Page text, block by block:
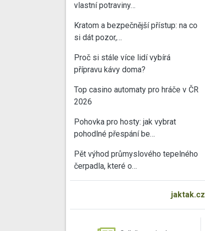
vlastní potraviny…
Kratom a bezpečnější přístup: na co
si dát pozor,…
Proč si stále více lidí vybírá
přípravu kávy doma?
Top casino automaty pro hráče v ČR
2026
Pohovka pro hosty: jak vybrat
pohodlné přespání be…
Pět výhod průmyslového tepelného
čerpadla, které o…
jaktak.cz